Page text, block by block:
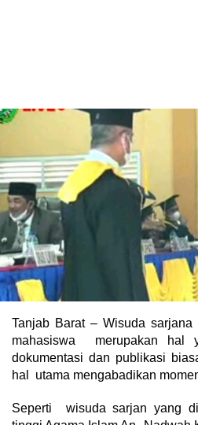
Tanjab Barat – Wisuda
mahasiswa merupakan hal
dokumentasi dan publikasi
hal utama mengabadikan
Seperti wisuda sarjan yang